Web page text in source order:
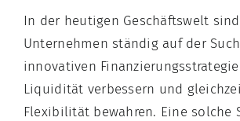
In der heutigen Geschäftswelt sind
Unternehmen ständig auf der
innovativen
Liquidität verbessern und
Flexibilität bewahren. Eine solche